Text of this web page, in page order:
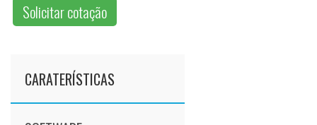
Solicitar cotação
CARATERÍSTICAS